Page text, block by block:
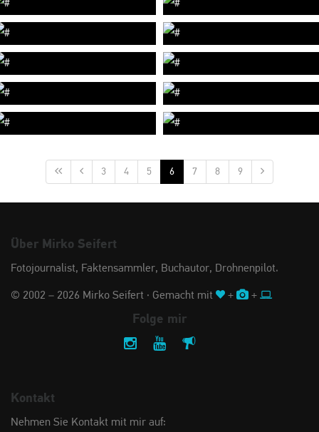
3 4 5 6 7 8 9
Über Mirko Seifert
Fotojournalist, Faktensammler, Buchautor, Drohnenpilot.
© 2002 – 2026 Mirko Seifert · Gemacht mit + +
Folge mir
Kontakt
Nehmen Sie Kontakt mit mir auf: